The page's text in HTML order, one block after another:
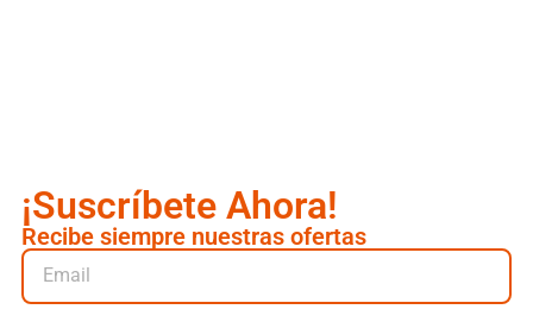
¡Suscríbete Ahora!
Recibe siempre nuestras ofertas